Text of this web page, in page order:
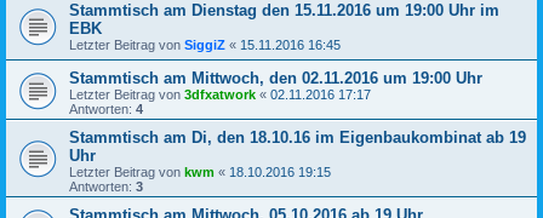
Stammtisch am Dienstag den 15.11.2016 um 19:00 Uhr im
EBK
Letzter Beitrag von SiggiZ « 15.11.2016 16:45
Stammtisch am Mittwoch, den 02.11.2016 um 19:00 Uhr
Letzter Beitrag von 3dfxatwork « 02.11.2016 17:17
Antworten: 4
Stammtisch am Di, den 18.10.16 im Eigenbaukombinat ab 19
Uhr
Letzter Beitrag von kwm « 18.10.2016 19:15
Antworten: 3